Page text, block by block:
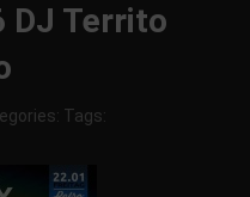
DJ Territo
Tags: